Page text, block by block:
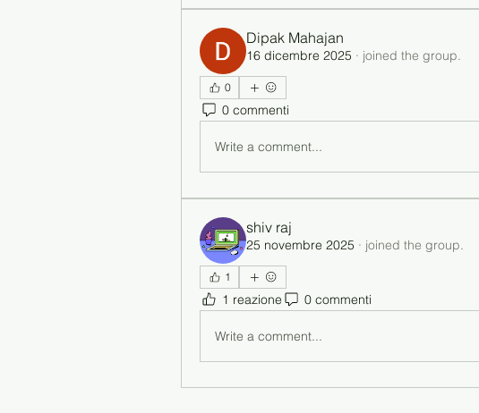
Dipak Mahajan
16 dicembre 2025 · joined the group.
0
0 commenti
Write a comment...
shiv raj
25 novembre 2025 · joined the group.
1
1 reazione 0 commenti
Write a comment...